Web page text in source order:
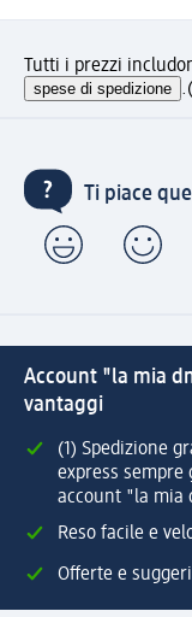
Tutti i prezzi
spese di spedizione .
Ti piace
Account "la mia
vantaggi
(1) Spedizione
express
account "la mia
Reso facile e
Offerte e